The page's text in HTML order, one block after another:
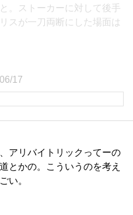
。ストーカーに対して後手
スが一刀両断にした場面は
17
アリバイトリックってーの
とかの。こういうのを考え
い。